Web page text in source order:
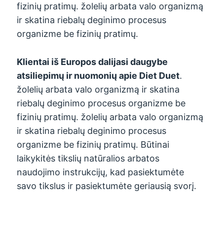
fizinių pratimų. žolelių arbata valo organizmą
ir skatina riebalų deginimo procesus
organizme be fizinių pratimų.
Klientai iš Europos dalijasi daugybe
atsiliepimų ir nuomonių apie Diet Duet.
žolelių arbata valo organizmą ir skatina
riebalų deginimo procesus organizme be
fizinių pratimų. žolelių arbata valo organizmą
ir skatina riebalų deginimo procesus
organizme be fizinių pratimų. Būtinai
laikykitės tikslių natūralios arbatos
naudojimo instrukcijų, kad pasiektumėte
savo tikslus ir pasiektumėte geriausią svorį.